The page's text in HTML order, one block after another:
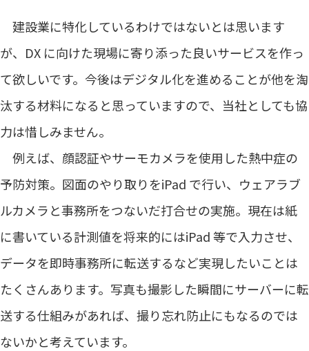
建設業に特化しているわけではないとは思います
が、DX に向けた現場に寄り添った良いサービスを作っ
て欲しいです。今後はデジタル化を進めることが他を淘
汰する材料になると思っていますので、当社としても協
力は惜しみません。
例えば、顔認証やサーモカメラを使用した熱中症の
予防対策。図面のやり取りをiPad で行い、ウェアラブ
ルカメラと事務所をつないだ打合せの実施。現在は紙
に書いている計測値を将来的にはiPad 等で入力させ、
データを即時事務所に転送するなど実現したいことは
たくさんあります。写真も撮影した瞬間にサーバーに転
送する仕組みがあれば、撮り忘れ防止にもなるのでは
ないかと考えています。